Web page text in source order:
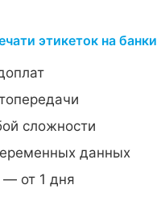
этикеток на банки
сложности
данных
— от 1 дня